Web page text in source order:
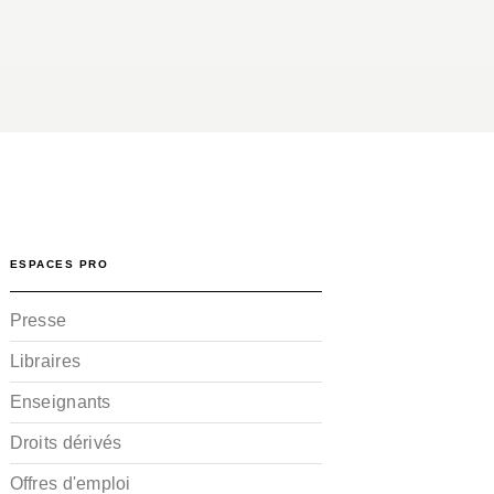
ESPACES PRO
Presse
Libraires
Enseignants
Droits dérivés
Offres d'emploi